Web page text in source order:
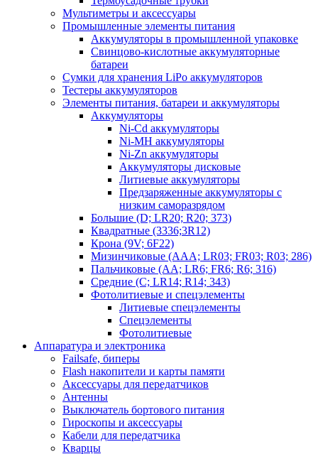
Мультиметры и аксессуары
Промышленные элементы питания
Аккумуляторы в промышленной упаковке
Свинцово-кислотные аккумуляторные
батареи
Сумки для хранения LiPo аккумуляторов
Тестеры аккумуляторов
Элементы питания, батареи и аккумуляторы
Аккумуляторы
Ni-Cd аккумуляторы
Ni-MH аккумуляторы
Ni-Zn аккумуляторы
Аккумуляторы дисковые
Литиевые аккумуляторы
Предзаряженные аккумуляторы с
низким саморазрядом
Большие (D; LR20; R20; 373)
Квадратные (3336;3R12)
Крона (9V; 6F22)
Мизинчиковые (AAA; LR03; FR03; R03; 286)
Пальчиковые (AA; LR6; FR6; R6; 316)
Средние (C; LR14; R14; 343)
Фотолитиевые и спецэлементы
Литиевые спецэлементы
Спецэлементы
Фотолитиевые
Аппаратура и электроника
Failsafe, биперы
Flash накопители и карты памяти
Аксессуары для передатчиков
Антенны
Выключатель бортового питания
Гироскопы и аксессуары
Кабели для передатчика
Кварцы